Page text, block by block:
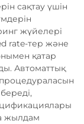
сақтау үшін
жүйелері
rate-тер және
қатар
Автоматтық
жылдам